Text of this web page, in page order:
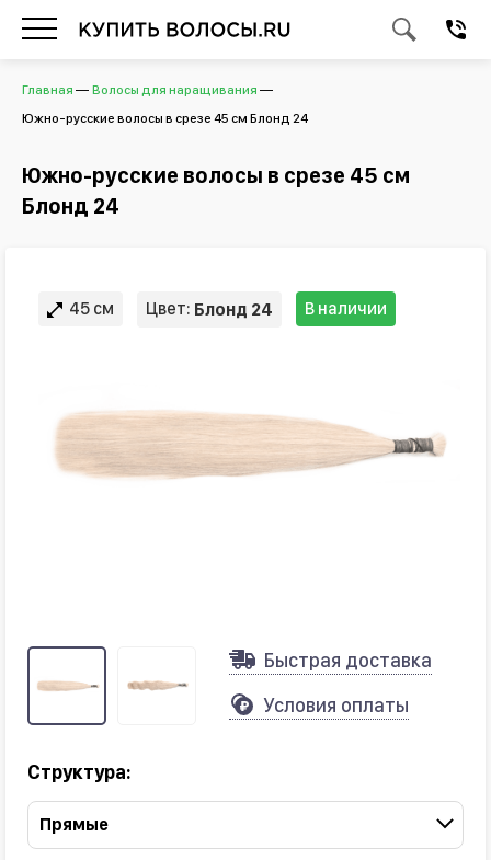
Главная
Волосы для наращивания
Южно-русские волосы в срезе 45 см Блонд 24
Южно-русские волосы в срезе 45 см
Блонд 24
45 см Цвет: Блонд 24 В наличии
Быстрая доставка
Условия оплаты
Структура:
Прямые